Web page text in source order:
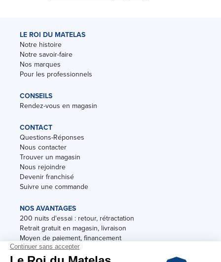
LE ROI DU MATELAS
Notre histoire
Notre savoir-faire
Nos marques
Pour les professionnels
CONSEILS
Rendez-vous en magasin
CONTACT
Questions-Réponses
Nous contacter
Trouver un magasin
Nous rejoindre
Devenir franchisé
Suivre une commande
NOS AVANTAGES
200 nuits d'essai : retour, rétractation
Retrait gratuit en magasin, livraison
Moyen de paiement, financement
Garantie